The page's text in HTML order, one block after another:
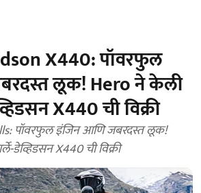
X440: पॉवरफुल
लूक! Hero ने केली
X440 ची विक्री
पॉवरफुल इंजिन आणि जबरदस्त लूक!
डेव्हिडसन X440 ची विक्री